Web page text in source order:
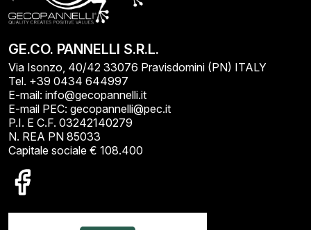
GE.CO. PANNELLI S.R.L.
Via Isonzo, 40/42 33076 Pravisdomini (PN) ITALY
Tel. +39 0434 644997
E-mail: info@gecopannelli.it
E-mail PEC: gecopannelli@pec.it
P.I. E C.F. 03242140279
N. REA PN 85033
Capitale sociale € 108.400